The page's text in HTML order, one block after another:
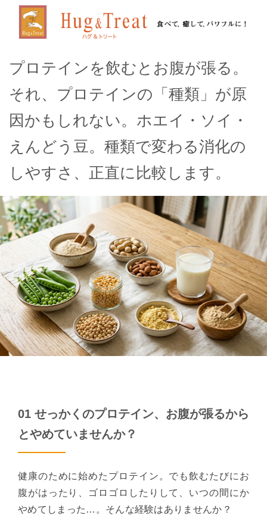
プロテインを飲むとお腹が張る。
それ、プロテインの「種類」が原
因かもしれない。ホエイ・ソイ・
えんどう豆。種類で変わる消化の
しやすさ、正直に比較します。
01 せっかくのプロテイン、お腹が張るから
とやめていませんか？
健康のために始めたプロテイン。でも飲むたびにお
腹がはったり、ゴロゴロしたりして、いつの間にか
やめてしまった…。そんな経験はありませんか？